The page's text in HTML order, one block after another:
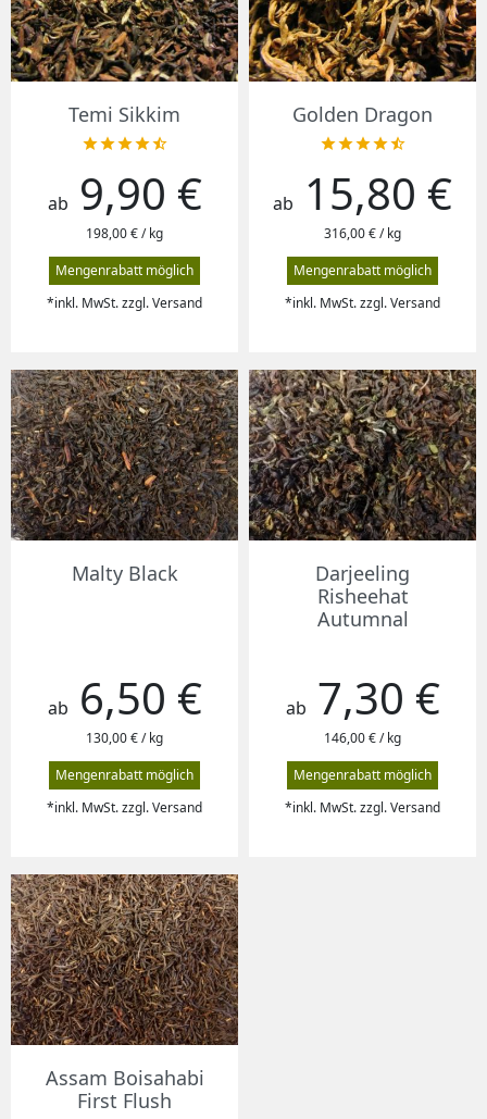
Temi Sikkim

Preis
ab 9,90 €
198,00 € / kg
Mengenrabatt möglich
*inkl. MwSt. zzgl. Versand
Golden Dragon

Preis
ab 15,80 €
316,00 € / kg
Mengenrabatt möglich
*inkl. MwSt. zzgl. Versand
Malty Black
Preis
ab 6,50 €
130,00 € / kg
Mengenrabatt möglich
*inkl. MwSt. zzgl. Versand
Darjeeling
Risheehat
Autumnal
Preis
ab 7,30 €
146,00 € / kg
Mengenrabatt möglich
*inkl. MwSt. zzgl. Versand
Assam Boisahabi
First Flush